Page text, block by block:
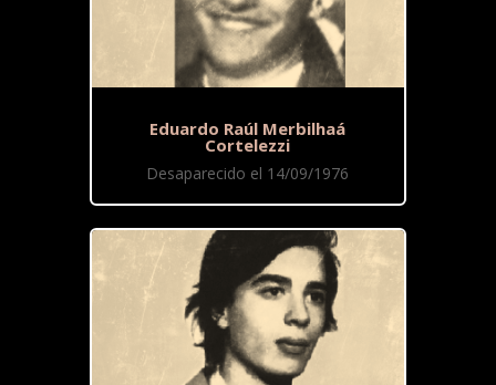
Eduardo Raúl Merbilhaá
Cortelezzi
Desaparecido el 14/09/1976